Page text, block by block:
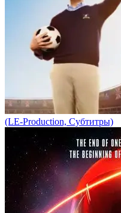
(LE-Production, Субтитры)